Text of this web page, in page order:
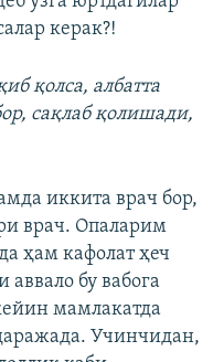
керак?!
қолса, албатта
сақлаб қолишади,
иккита врач бор,
врач. Опаларим
ҳам кафолат ҳеч
бу вабога
мамлакатда
Учинчидан,